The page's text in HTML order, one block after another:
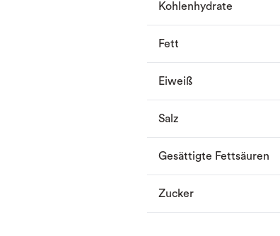
Kohlenhydrate
Fett
Eiweiß
Salz
Gesättigte Fettsäuren
Zucker